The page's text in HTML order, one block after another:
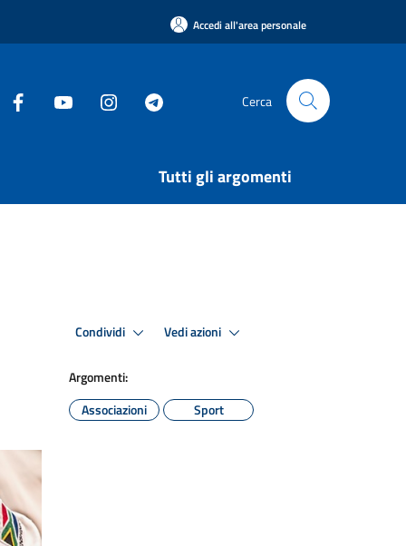
Accedi all'area personale
Cerca
Tutti gli argomenti
Condividi Vedi azioni
Argomenti:
Associazioni
Sport